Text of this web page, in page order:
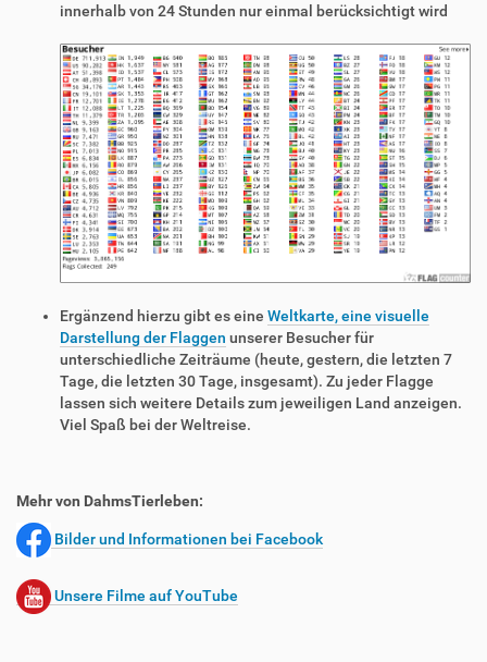
innerhalb von 24 Stunden nur einmal berücksichtigt wird
Ergänzend hierzu gibt es eine Weltkarte, eine visuelle
Darstellung der Flaggen unserer Besucher für
unterschiedliche Zeiträume (heute, gestern, die letzten 7
Tage, die letzten 30 Tage, insgesamt). Zu jeder Flagge
lassen sich weitere Details zum jeweiligen Land anzeigen.
Viel Spaß bei der Weltreise.
Mehr von DahmsTierleben:
Bilder und Informationen bei Facebook
Unsere Filme auf YouTube